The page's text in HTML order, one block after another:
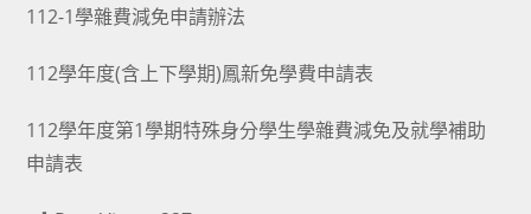
112-1學雜費減免申請辦法
112學年度(含上下學期)鳳新免學費申請表
112學年度第1學期特殊身分學生學雜費減免及就學補助
申請表